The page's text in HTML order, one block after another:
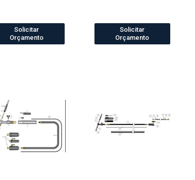
Solicitar
Orçamento
Solicitar
Orçamento